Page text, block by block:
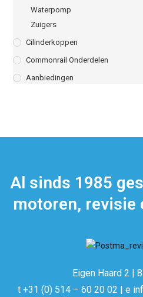
Waterpomp
Zuigers
Cilinderkoppen
Commonrail Onderdelen
Aanbiedingen
Al sinds 1985
motoren, revisie
Eigen Haard 2 |
t +31 (0) 514 – 60 20 02 | e